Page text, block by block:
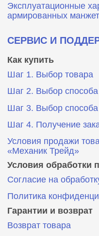
Эксплуатационные
армированных
СЕРВИС И
Как купить
Шаг 1. Выбор товара
Шаг 2. Выбор способа
Шаг 3. Выбор
Шаг 4. Получение
Условия продажи
«Механик Трейд»
Условия обработки
Согласие на
Политика
Гарантии и возврат
Возврат товара